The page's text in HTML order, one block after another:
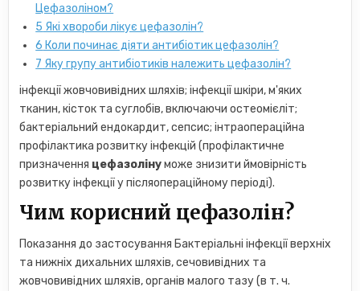
Цефазоліном?
5 Які хвороби лікує цефазолін?
6 Коли починає діяти антибіотик цефазолін?
7 Яку групу антибіотиків належить цефазолін?
інфекції жовчовивідних шляхів; інфекції шкіри, м'яких
тканин, кісток та суглобів, включаючи остеомієліт;
бактеріальний ендокардит, сепсис; інтраопераційна
профілактика розвитку інфекцій (профілактичне
призначення цефазолінуможе знизити ймовірність
розвитку інфекції у післяопераційному періоді).
Чим корисний цефазолін?
Показання до застосування Бактеріальні інфекції верхніх
та нижніх дихальних шляхів, сечовивідних та
жовчовивідних шляхів, органів малого тазу (в т. ч.